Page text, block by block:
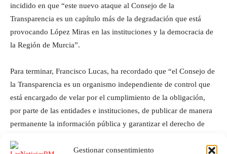
Gestionar consentimiento
incidido en que “este nuevo ataque al Consejo de la
Transparencia es un capítulo más de la degradación que está
provocando López Miras en las instituciones y la democracia de
la Región de Murcia”.
Para terminar, Francisco Lucas, ha recordado que “el Consejo de
la Transparencia es un organismo independiente de control que
está encargado de velar por el cumplimiento de la obligación,
por parte de las entidades e instituciones, de publicar de manera
permanente la información pública y garantizar el derecho de